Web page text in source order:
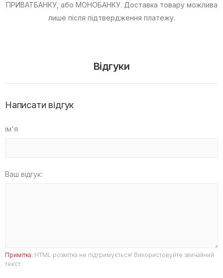
ПРИВАТБАНКУ, або МОНОБАНКУ. Доставка товару можлива
лише після підтвердження платежу.
Відгуки
Написати відгук
ім'я
Ваш відгук:
Примітка: HTML розмітка не підтримується! Використовуйте звичайний
текст.